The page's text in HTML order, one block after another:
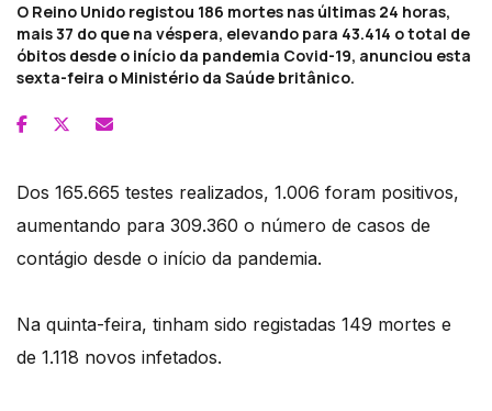
O Reino Unido registou 186 mortes nas últimas 24 horas,
mais 37 do que na véspera, elevando para 43.414 o total de
óbitos desde o início da pandemia Covid-19, anunciou esta
sexta-feira o Ministério da Saúde britânico.
Dos 165.665 testes realizados, 1.006 foram positivos,
aumentando para 309.360 o número de casos de
contágio desde o início da pandemia.
Na quinta-feira, tinham sido registadas 149 mortes e
de 1.118 novos infetados.